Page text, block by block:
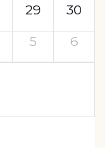
29
30
5 6